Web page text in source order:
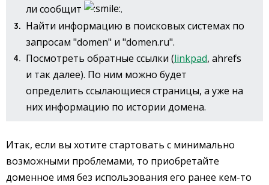
ли сообщит
.
Найти информацию в поисковых системах по
запросам "domen" и "domen.ru".
Посмотреть обратные ссылки (linkpad, ahrefs
и так далее). По ним можно будет
определить ссылающиеся страницы, а уже на
них информацию по истории домена.
Итак, если вы хотите стартовать с минимально
возможными проблемами, то приобретайте
доменное имя без использования его ранее кем-то